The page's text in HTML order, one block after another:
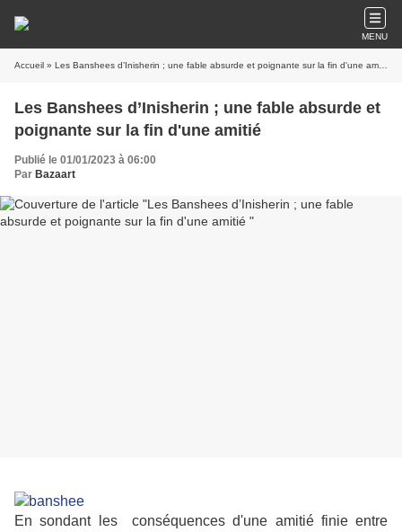
MENU
Accueil » Les Banshees d’Inisherin ; une fable absurde et poignante sur la fin d'une amitié
Les Banshees d’Inisherin ; une fable absurde et
poignante sur la fin d'une amitié
Publié le 01/01/2023 à 06:00
Par Bazaart
En sondant les conséquences d'une amitié finie entre